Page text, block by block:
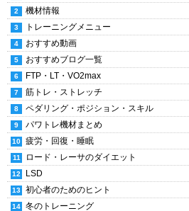
機材情報
トレーニングメニュー
おすすめ動画
おすすめブログ一覧
FTP・LT・VO2max
筋トレ・ストレッチ
ペダリング・ポジション・スキル
パワトレ機材まとめ
疲労・回復・睡眠
ロード・レーサのダイエット
LSD
初心者のためのヒント
冬のトレーニング